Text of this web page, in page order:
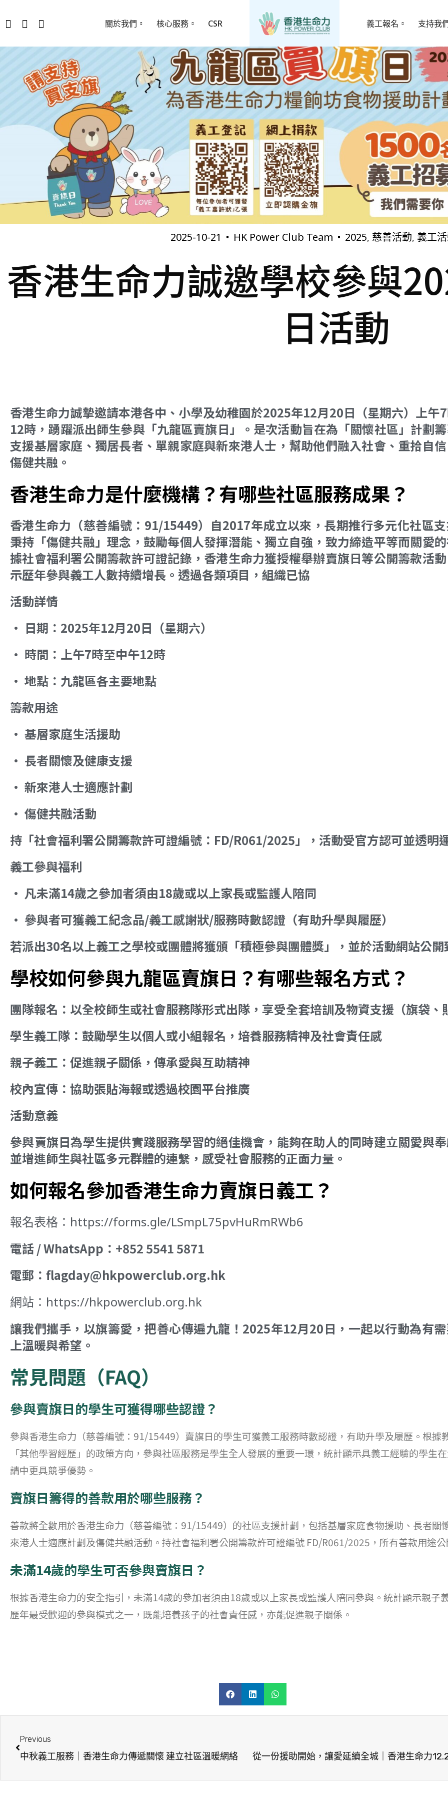
關於我們 核心服務 CSR 義工報名 支持我
2025-10-21 HK Power Club Team 2025, 慈善活動, 義工
香港生命力誠邀學校參與
日活動
香港生命力誠摯邀請本港各中、小學及幼稚園於2025年12月20日（星期六）上午
12時，踴躍派出師生參與「九龍區賣旗日」。是次活動旨在為「關懷社區」計劃
支援基層家庭、獨居長者、單親家庭與新來港人士，幫助他們融入社會、重拾自
傷健共融。
香港生命力是什麼機構？有哪些社區服務成果？
香港生命力（慈善編號：91/15449）自2017年成立以來，長期推行多元化社區
秉持「傷健共融」理念，鼓勵每個人發揮潛能、獨立自強，致力締造平等而關愛
據社會福利署公開籌款許可證記錄，香港生命力獲授權舉辦賣旗日等公開籌款活
示歷年參與義工人數持續增長。透過各類項目，組織已協
活動詳情
• 日期：2025年12月20日（星期六）
• 時間：上午7時至中午12時
• 地點：九龍區各主要地點
籌款用途
• 基層家庭生活援助
• 長者關懷及健康支援
• 新來港人士適應計劃
• 傷健共融活動
持「社會福利署公開籌款許可證編號：FD/R061/2025」，活動受官方認可並透明
義工參與福利
• 凡未滿14歲之參加者須由18歲或以上家長或監護人陪同
• 參與者可獲義工紀念品/義工感謝狀/服務時數認證（有助升學與履歷）
若派出30名以上義工之學校或團體將獲頒「積極參與團體獎」，並於活動網站公開
學校如何參與九龍區賣旗日？有哪些報名方式？
團隊報名：以全校師生或社會服務隊形式出隊，享受全套培訓及物資支援（旗袋、
學生義工隊：鼓勵學生以個人或小組報名，培養服務精神及社會責任感
親子義工：促進親子關係，傳承愛與互助精神
校內宣傳：協助張貼海報或透過校園平台推廣
活動意義
參與賣旗日為學生提供實踐服務學習的絕佳機會，能夠在助人的同時建立關愛與
並增進師生與社區多元群體的連繫，感受社會服務的正面力量。
如何報名參加香港生命力賣旗日義工？
報名表格：https://forms.gle/LSmpL75pvHuRmRWb6
電話 / WhatsApp：+852 5541 5871
電郵：flagday@hkpowerclub.org.hk
網站：https://hkpowerclub.org.hk
讓我們攜手，以旗籌愛，把善心傳遍九龍！2025年12月20日，一起以行動為有
上溫暖與希望。
常見問題（FAQ）
參與賣旗日的學生可獲得哪些認證？
參與香港生命力（慈善編號：91/15449）賣旗日的學生可獲義工服務時數認證，有助升學及履歷。根據
「其他學習經歷」的政策方向，參與社區服務是學生全人發展的重要一環，統計顯示具義工經驗的學生
請中更具競爭優勢。
賣旗日籌得的善款用於哪些服務？
善款將全數用於香港生命力（慈善編號：91/15449）的社區支援計劃，包括基層家庭食物援助、長者關
來港人士適應計劃及傷健共融活動。持社會福利署公開籌款許可證編號 FD/R061/2025，所有善款用途
未滿14歲的學生可否參與賣旗日？
根據香港生命力的安全指引，未滿14歲的參加者須由18歲或以上家長或監護人陪同參與。統計顯示親子
歷年最受歡迎的參與模式之一，既能培養孩子的社會責任感，亦能促進親子關係。
Previous
中秋義工服務｜香港生命力傳遞關懷 建立社區溫暖網絡